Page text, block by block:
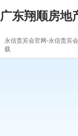
广东翔顺房地
永信贵宾会官网-永信贵宾
载